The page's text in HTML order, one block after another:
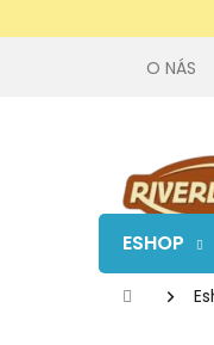
na
O NÁS
ESHOP
Domov